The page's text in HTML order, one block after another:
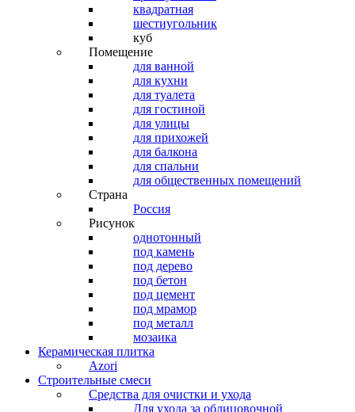
квадратная
шестиугольник
куб
Помещение
для ванной
для кухни
для туалета
для гостиной
для улицы
для прихожей
для балкона
для спальни
для общественных помещений
Страна
Россия
Рисунок
однотонный
под камень
под дерево
под бетон
под цемент
под мрамор
под металл
мозаика
Керамическая плитка
Azori
Строительные смеси
Средства для очистки и ухода
Для ухода за облицовочной